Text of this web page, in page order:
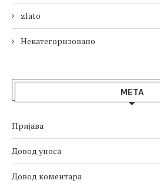
zlato
Некатегоризовано
МЕТА
Пријава
Довод уноса
Довод коментара